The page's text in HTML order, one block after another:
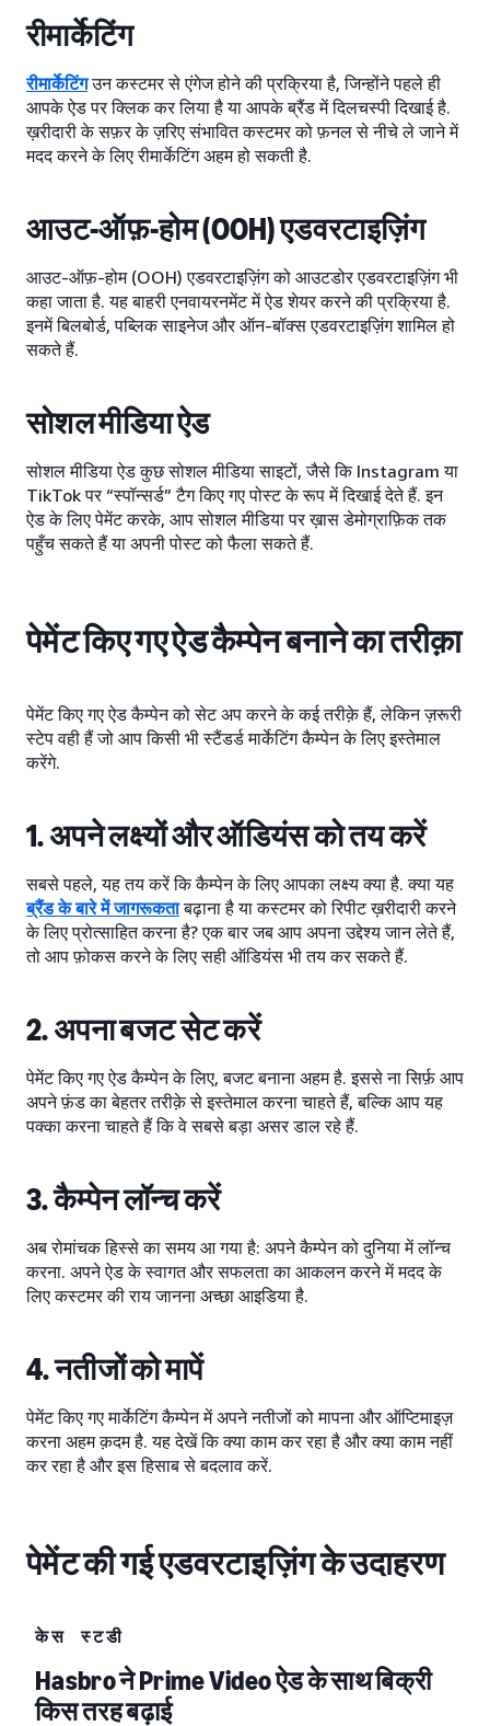
रीमार्केटिंग
रीमार्केटिंगउन कस्टमर से एंगेज होने की प्रक्रिया है, जिन्होंने पहले ही
आपके ऐड पर क्लिक कर लिया है या आपके ब्रैंड में दिलचस्पी दिखाई है.
ख़रीदारी के सफ़र के ज़रिए संभावित कस्टमर को फ़नल से नीचे ले जाने में
मदद करने के लिए रीमार्केटिंग अहम हो सकती है.
आउट-ऑफ़-होम (OOH) एडवरटाइज़िंग
आउट-ऑफ़-होम (OOH) एडवरटाइज़िंग को आउटडोर एडवरटाइज़िंग भी
कहा जाता है. यह बाहरी एनवायरनमेंट में ऐड शेयर करने की प्रक्रिया है.
इनमें बिलबोर्ड, पब्लिक साइनेज और ऑन-बॉक्स एडवरटाइज़िंग शामिल हो
सकते हैं.
सोशल मीडिया ऐड
सोशल मीडिया ऐड कुछ सोशल मीडिया साइटों, जैसे कि Instagram या
TikTok पर “स्पॉन्सर्ड” टैग किए गए पोस्ट के रूप में दिखाई देते हैं. इन
ऐड के लिए पेमेंट करके, आप सोशल मीडिया पर ख़ास डेमोग्राफ़िक तक
पहुँच सकते हैं या अपनी पोस्ट को फैला सकते हैं.
पेमेंट किए गए ऐड कैम्पेन बनाने का तरीक़ा
पेमेंट किए गए ऐड कैम्पेन को सेट अप करने के कई तरीक़े हैं, लेकिन ज़रूरी
स्टेप वही हैं जो आप किसी भी स्टैंडर्ड मार्केटिंग कैम्पेन के लिए इस्तेमाल
करेंगे.
1. अपने लक्ष्यों और ऑडियंस को तय करें
सबसे पहले, यह तय करें कि कैम्पेन के लिए आपका लक्ष्य क्या है. क्या यह
ब्रैंड के बारे में जागरूकताबढ़ाना है या कस्टमर को रिपीट ख़रीदारी करने
के लिए प्रोत्साहित करना है? एक बार जब आप अपना उद्देश्य जान लेते हैं,
तो आप फ़ोकस करने के लिए सही ऑडियंस भी तय कर सकते हैं.
2. अपना बजट सेट करें
पेमेंट किए गए ऐड कैम्पेन के लिए, बजट बनाना अहम है. इससे ना सिर्फ़ आप
अपने फ़ंड का बेहतर तरीक़े से इस्तेमाल करना चाहते हैं, बल्कि आप यह
पक्का करना चाहते हैं कि वे सबसे बड़ा असर डाल रहे हैं.
3. कैम्पेन लॉन्च करें
अब रोमांचक हिस्से का समय आ गया है: अपने कैम्पेन को दुनिया में लॉन्च
करना. अपने ऐड के स्वागत और सफलता का आकलन करने में मदद के
लिए कस्टमर की राय जानना अच्छा आइडिया है.
4. नतीजों को मापें
पेमेंट किए गए मार्केटिंग कैम्पेन में अपने नतीजों को मापना और ऑप्टिमाइज़
करना अहम क़दम है. यह देखें कि क्या काम कर रहा है और क्या काम नहीं
कर रहा है और इस हिसाब से बदलाव करें.
पेमेंट की गई एडवरटाइज़िंग के उदाहरण
केस स्टडी
Hasbro ने Prime Video ऐड के साथ बिक्री
किस तरह बढ़ाई